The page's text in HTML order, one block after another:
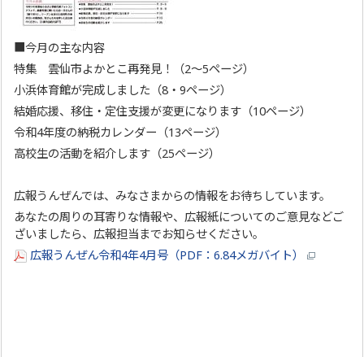
■今月の主な内容
特集 雲仙市よかとこ再発見！（2～5ページ）
小浜体育館が完成しました（8・9ページ）
結婚応援、移住・定住支援が変更になります（10ページ）
令和4年度の納税カレンダー（13ページ）
高校生の活動を紹介します（25ページ）
広報うんぜんでは、みなさまからの情報をお待ちしています。
あなたの周りの耳寄りな情報や、広報紙についてのご意見などご
ざいましたら、広報担当までお知らせください。
広報うんぜん令和4年4月号（PDF：6.84メガバイト）